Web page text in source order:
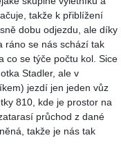
takže k přiblížení
dobu odjezdu, ale díky
ráno se nás schází tak
co se týče počtu kol. Sice
Stadler, ale v
jezdí jen jeden vůz
810, kde je prostor na
průchod z dané
takže je nás tak